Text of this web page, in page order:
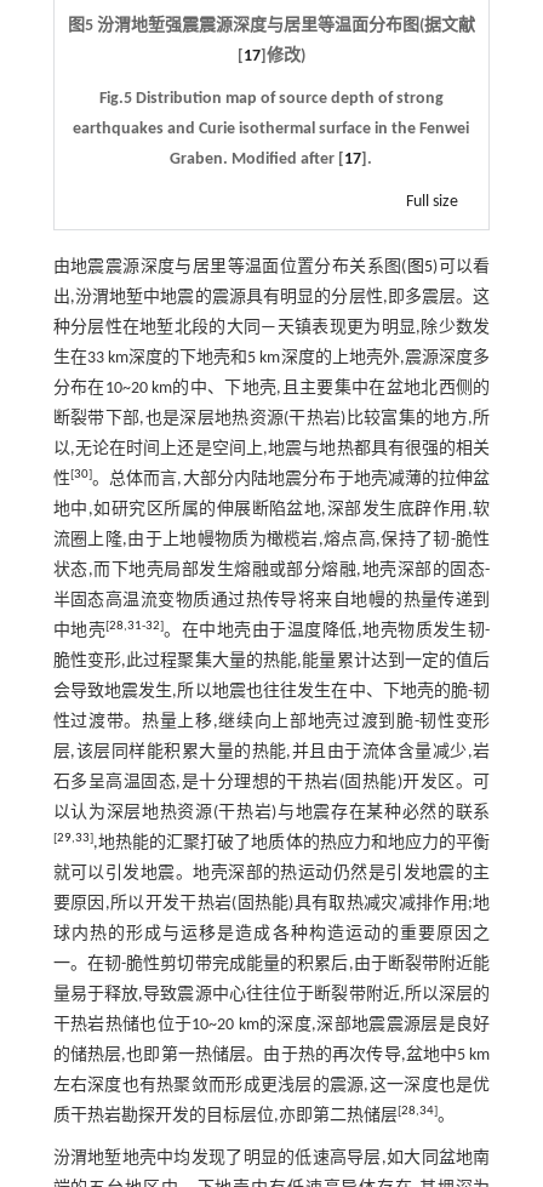
图5 汾渭地堑强震震源深度与居里等温面分布图(据文献
17]修改)
Fig.5 Distribution map of source depth of strong
earthquakes and Curie isothermal surface in the Fenwei
Graben. Modified after [ 17].
Full size
由地震震源深度与居里等温面位置分布关系图( 图5)可以看
出,汾渭地堑中地震的震源具有明显的分层性,即多震层。这
种分层性在地堑北段的大同—天镇表现更为明显,除少数发
生在33 km深度的下地壳和5 km深度的上地壳外,震源深度多
分布在10~20 km的中、下地壳,且主要集中在盆地北西侧的
断裂带下部,也是深层地热资源(干热岩)比较富集的地方,所
以,无论在时间上还是空间上,地震与地热都具有很强的相关
性[30]。总体而言,大部分内陆地震分布于地壳减薄的拉伸盆
地中,如研究区所属的伸展断陷盆地,深部发生底辟作用,软
流圈上隆,由于上地幔物质为橄榄岩,熔点高,保持了韧-脆性
状态,而下地壳局部发生熔融或部分熔融,地壳深部的固态-
半固态高温流变物质通过热传导将来自地幔的热量传递到
中地壳[28,31-32]。在中地壳由于温度降低,地壳物质发生韧-
脆性变形,此过程聚集大量的热能,能量累计达到一定的值后
会导致地震发生,所以地震也往往发生在中、下地壳的脆-韧
性过渡带。热量上移,继续向上部地壳过渡到脆-韧性变形
层,该层同样能积累大量的热能,并且由于流体含量减少,岩
石多呈高温固态,是十分理想的干热岩(固热能)开发区。可
以认为深层地热资源(干热岩)与地震存在某种必然的联系
[29,33],地热能的汇聚打破了地质体的热应力和地应力的平衡
就可以引发地震。地壳深部的热运动仍然是引发地震的主
要原因,所以开发干热岩(固热能)具有取热减灾减排作用;地
球内热的形成与运移是造成各种构造运动的重要原因之
一。在韧-脆性剪切带完成能量的积累后,由于断裂带附近能
量易于释放,导致震源中心往往位于断裂带附近,所以深层的
干热岩热储也位于10~20 km的深度,深部地震震源层是良好
的储热层,也即第一热储层。由于热的再次传导,盆地中5 km
左右深度也有热聚敛而形成更浅层的震源,这一深度也是优
质干热岩勘探开发的目标层位,亦即第二热储层[28,34]。
汾渭地堑地壳中均发现了明显的低速高导层,如大同盆地南